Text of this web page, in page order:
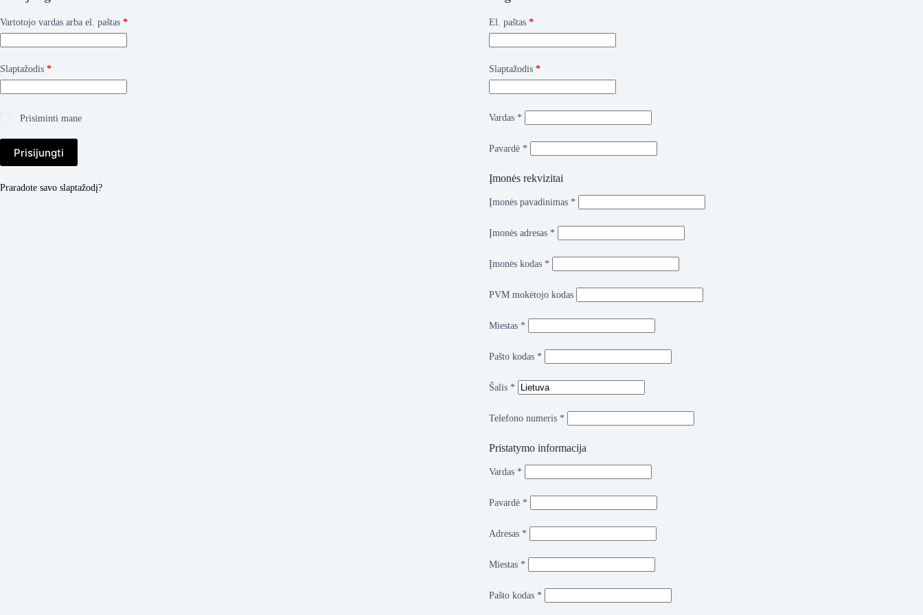
Vartotojo vardas arba el. paštas *Privalomas
Slaptažodis *Privalomas
Prisiminti mane
Prisijungti
Praradote savo slaptažodį?
El. paštas *Privalomas
Slaptažodis *Privalomas
Vardas *
Pavardė *
Įmonės rekvizitai
Įmonės pavadinimas *
Įmonės adresas *
Įmonės kodas *
PVM mokėtojo kodas
Miestas *
Pašto kodas *
Šalis *
Telefono numeris *
Pristatymo informacija
Vardas *
Pavardė *
Adresas *
Miestas *
Pašto kodas *